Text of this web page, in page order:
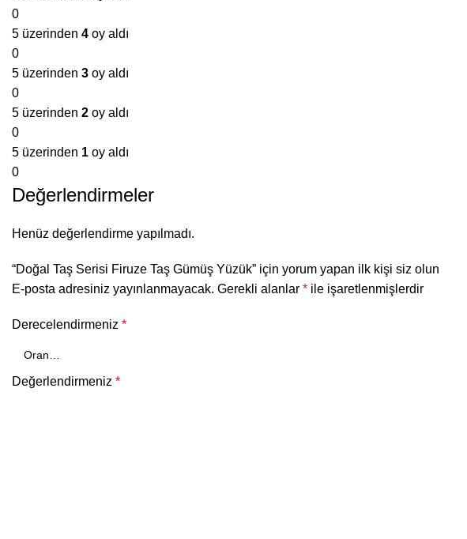
0
5 üzerinden 4 oy aldı
0
5 üzerinden 3 oy aldı
0
5 üzerinden 2 oy aldı
0
5 üzerinden 1 oy aldı
0
Değerlendirmeler
Henüz değerlendirme yapılmadı.
“Doğal Taş Serisi Firuze Taş Gümüş Yüzük” için yorum yapan ilk kişi siz olun
E-posta adresiniz yayınlanmayacak. Gerekli alanlar * ile işaretlenmişlerdir
Derecelendirmeniz *
Değerlendirmeniz *